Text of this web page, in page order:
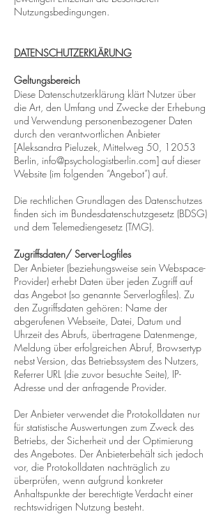
Nutzungsbedingungen.
DATENSCHUTZERKLÄRUNG
Geltungsbereich
Diese Datenschutzerklärung klärt Nutzer über
die Art, den Umfang und Zwecke der Erhebung
und Verwendung personenbezogener Daten
durch den verantwortlichen Anbieter
[Aleksandra Pieluzek, Mittelweg 50, 12053
Berlin, info@psychologistberlin.com] auf dieser
Website (im folgenden “Angebot”) auf.
Die rechtlichen Grundlagen des Datenschutzes
finden sich im Bundesdatenschutzgesetz (BDSG)
und dem Telemediengesetz (TMG).
Zugriffsdaten/ Server-Logfiles
Der Anbieter (beziehungsweise sein Webspace-
Provider) erhebt Daten über jeden Zugriff auf
das Angebot (so genannte Serverlogfiles). Zu
den Zugriffsdaten gehören: Name der
abgerufenen Webseite, Datei, Datum und
Uhrzeit des Abrufs, übertragene Datenmenge,
Meldung über erfolgreichen Abruf, Browsertyp
nebst Version, das Betriebssystem des Nutzers,
Referrer URL (die zuvor besuchte Seite), IP-
Adresse und der anfragende Provider.
Der Anbieter verwendet die Protokolldaten nur
für statistische Auswertungen zum Zweck des
Betriebs, der Sicherheit und der Optimierung
des Angebotes. Der Anbieterbehält sich jedoch
vor, die Protokolldaten nachträglich zu
überprüfen, wenn aufgrund konkreter
Anhaltspunkte der berechtigte Verdacht einer
rechtswidrigen Nutzung besteht.